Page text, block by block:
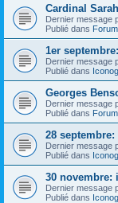
Cardinal
Dernier message
Publié dans
1er
Dernier message
Publié dans
Georges
Dernier message
Publié dans
28
Dernier message
Publié dans
30 novembre:
Dernier message
Publié dans